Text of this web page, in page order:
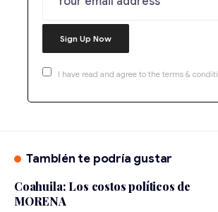
I have read and agree to the terms &
También te podría gustar
Coahuila: Los costos políticos de
MORENA